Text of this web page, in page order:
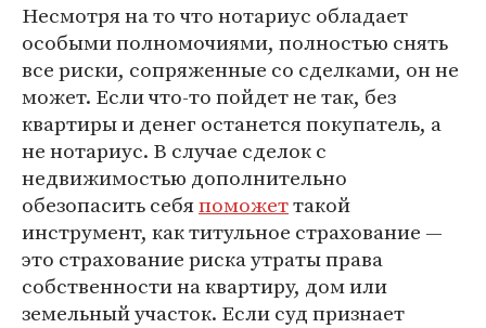
Несмотря на то что нотариус обладает
особыми полномочиями, полностью снять
все риски, сопряженные со сделками, он не
может. Если что-то пойдет не так, без
квартиры и денег останется покупатель, а
не нотариус. В случае сделок с
недвижимостью дополнительно
обезопасить себяпоможеттакой
инструмент, как титульное страхование —
это страхование риска утраты права
собственности на квартиру, дом или
земельный участок. Если суд признает